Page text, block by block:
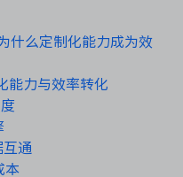
什么定制化能力成为效
能力与效率转化
互通
本